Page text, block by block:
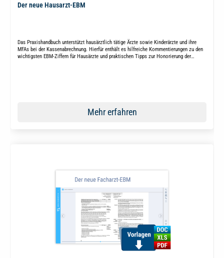
Der neue Hausarzt-EBM
Das Praxishandbuch unterstützt hausärztlich tätige Ärzte sowie Kinderärzte und ihre
MFAs bei der Kassenabrechnung. Hierfür enthält es hilfreiche Kommentierungen zu den
wichtigsten EBM-Ziffern für Hausärzte und praktischen Tipps zur Honorierung der
Mehr erfahren